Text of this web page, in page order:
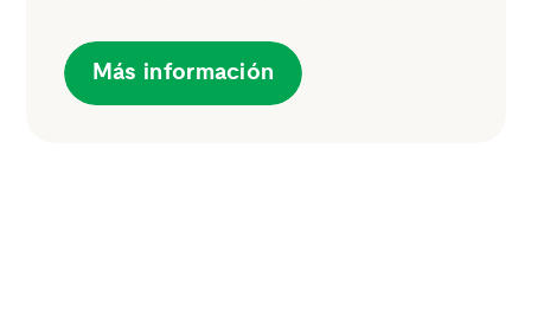
Más información